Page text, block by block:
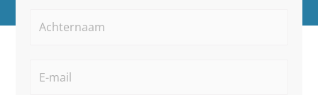
mailadres